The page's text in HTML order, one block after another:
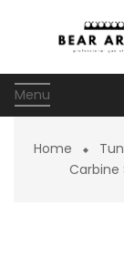
Menu
Home
Carbine